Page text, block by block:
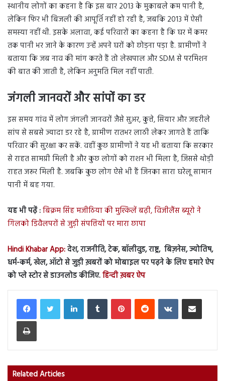
स्थानीय लोगों का कहना है कि इस बार 2013 के मुकाबले कम पानी है,
लेकिन फिर भी बिजली की आपूर्ति नहीं हो रही है, जबकि 2013 में ऐसी
समस्या नहीं थी. इसके अलावा, कई परिवारों का कहना है कि घर में कमर
तक पानी भर जाने के कारण उन्हें अपने घरों को छोड़ना पड़ा है. ग्रामीणों ने
बताया कि जब नाव की मांग करते हैं तो लेखपाल और SDM से परमिशन
की बात की जाती है, लेकिन अनुमति मिल नहीं पाती.
जंगली जानवरों और सांपों का डर
इस समय गांव में लोग जंगली जानवरों जैसे सुअर, कुत्ते, सियार और जहरीले
सांप से सबसे ज्यादा डर रहे है, ग्रामीण रातभर लाठी लेकर जागते हैं ताकि
परिवार की सुरक्षा कर सकें. वहीं कुछ ग्रामीणों ने यह भी बताया कि सरकार
से राहत सामग्री मिली है और कुछ लोगों को राशन भी मिला है, जिससे थोड़ी
राहत जरूर मिली है. जबकि कुछ लोग ऐसे भी हैं जिनका सारा घरेलू सामान
पानी में बह गया.
यह भी पढ़ें :बिक्रम सिंह मजीठिया की मुश्किलें बढ़ी, विजीलैंस ब्यूरो ने
गिलको डिवैलपरों से जुड़ी संपत्तियों पर मारा छापा
Hindi Khabar App:देश, राजनीति, टेक, बॉलीवुड, राष्ट्र, बिज़नेस, ज्योतिष,
धर्म-कर्म, खेल, ऑटो से जुड़ी ख़बरों को मोबाइल पर पढ़ने के लिए हमारे ऐप
को प्ले स्टोर से डाउनलोड कीजिए.हिन्दी ख़बर ऐप
LinkedInTumblr PinterestReddit VKontakteShare via Email
Print
Related Articles